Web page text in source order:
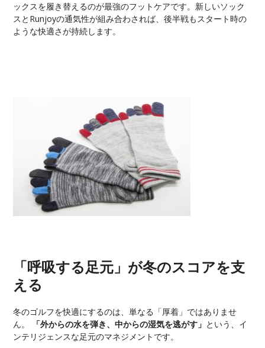
ックスを履き替えるのが最強のフットケアです。新しいソック
スとRunjoyの通気性が組み合わされば、後半戦もスタート時の
ような快適さが持続します。
「呼吸する足元」が冬のスコアを支
える
冬のゴルフを快適にするのは、単なる「厚着」ではありませ
ん。
「外からの水を弾き、中からの湿気を逃がす」 という、イ
ンテリジェンスな足元のマネジメントです。